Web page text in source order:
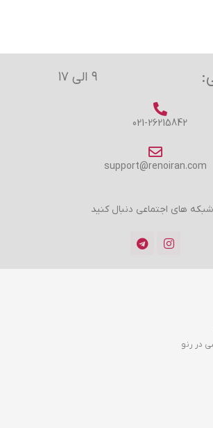
۹ الی ۱۷
021-26215842
support@renoiran.com
شبکه های اجتماعی دنبال کنید
در رنو